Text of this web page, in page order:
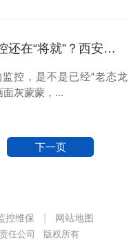
厂区监控还在“将就”？西安本地安防公司出手，一次升级，告别隐患
控，是不是已经“老态龙
面灰蒙蒙，...
下一页
控维保 网站地图
任公司 版权所有